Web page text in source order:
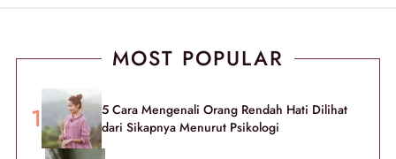
MOST POPULAR
5 Cara Mengenali Orang Rendah Hati Dilihat
dari Sikapnya Menurut Psikologi